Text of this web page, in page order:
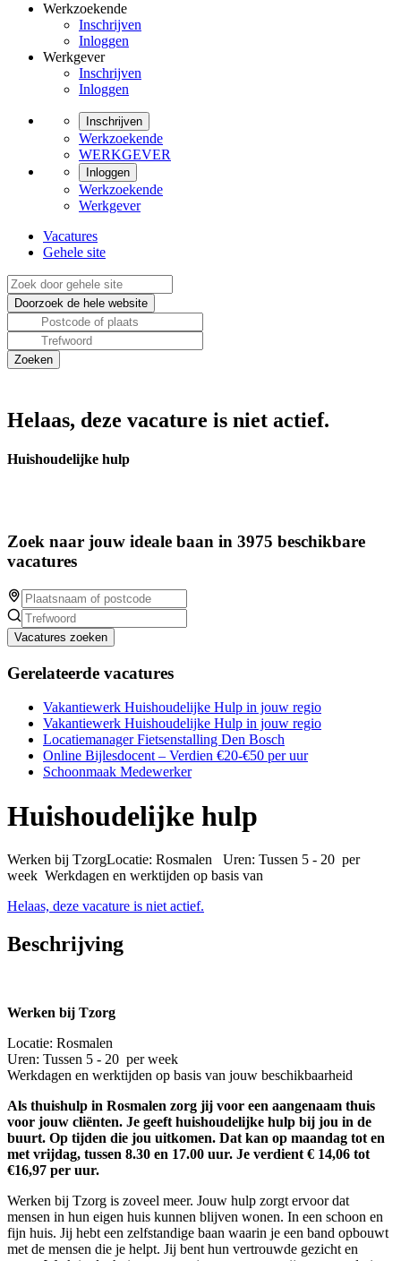
Werkzoekende
Inschrijven
Inloggen
Werkgever
Inschrijven
Inloggen
Inschrijven
Werkzoekende
WERKGEVER
Inloggen
Werkzoekende
Werkgever
Vacatures
Gehele site
Helaas, deze vacature is niet actief.
Huishoudelijke hulp
Zoek naar jouw ideale baan in 3975 beschikbare
vacatures
Vacatures zoeken
Gerelateerde vacatures
Vakantiewerk Huishoudelijke Hulp in jouw regio
Vakantiewerk Huishoudelijke Hulp in jouw regio
Locatiemanager Fietsenstalling Den Bosch
Online Bijlesdocent – Verdien €20-€50 per uur
Schoonmaak Medewerker
Huishoudelijke hulp
Werken bij TzorgLocatie: Rosmalen Uren: Tussen 5 - 20 per
week Werkdagen en werktijden op basis van
Helaas, deze vacature is niet actief.
Beschrijving
Werken bij Tzorg
Locatie: Rosmalen
Uren: Tussen 5 - 20 per week
Werkdagen en werktijden op basis van jouw beschikbaarheid
Als thuishulp in Rosmalen zorg jij voor een aangenaam thuis
voor jouw cliënten. Je geeft huishoudelijke hulp bij jou in de
buurt. Op tijden die jou uitkomen. Dat kan op maandag tot en
met vrijdag, tussen 8.30 en 17.00 uur. Je verdient € 14,06 tot
€16,97 per uur.
Werken bij Tzorg is zoveel meer. Jouw hulp zorgt ervoor dat
mensen in hun eigen huis kunnen blijven wonen. In een schoon en
fijn huis. Jij hebt een zelfstandige baan waarin je een band opbouwt
met de mensen die je helpt. Jij bent hun vertrouwde gezicht en